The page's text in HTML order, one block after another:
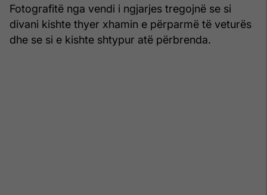
Fotografitë nga vendi i ngjarjes tregojnë se si
divani kishte thyer xhamin e përparmë të veturës
dhe se si e kishte shtypur atë përbrenda.